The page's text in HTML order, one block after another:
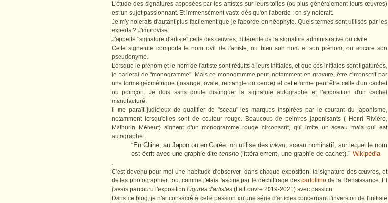
L'étude des signatures apposées par les artistes sur leurs toiles (ou plus généralement leurs œuvres)
est un sujet passionnant. Et immensément vaste dès qu'on l'aborde : on s'y noierait.
Je m'y noierais d'autant plus facilement que je l'aborde en néophyte. Quels termes sont utilisés par les
experts ? J'improvise.
J'appelle "signature d'artiste" celle des œuvres, différente de la signature administrative ou civile.
Cette signature comporte le nom civil de l'artiste, ou bien son nom et son prénom, ou encore son
pseudonyme.
Lorsque le prénom et le nom de l'artiste sont réduits à leurs initiales, et que ces initiales sont ligaturées,
je parlerai de "monogramme". Mais ce monogramme peut, notamment en gravure, être circonscrit par
une forme géométrique (losange, ovale, rectangle ou cercle) et cette forme peut être celle d'un cachet
ou poinçon. Je dois sans doute distinguer la signature autographe et l'apposition d'un cachet
manufacturé.
Il me paraît judicieux de qualifier de "sceau" les marques inspirées par le courant du japonisme,
notamment lorsqu'elles sont de couleur rouge. Beaucoup de peintres japonisants ( Henri Rivière,
Mathurin Méheut) signent d'un monogramme rouge circonscrit, qui imite un sceau mais qui est
autographe.
"En Chine, au Japon ou en Corée: on utilise des inkan, sceau nominatif, sur lequel le nom
est écrit avec une graphie dite tensho (littéralement, une graphie de cachet)." Wikipédia
.
C'est devenu pour moi une habitude d'observer, dans chaque exposition, la signature des œuvres, et
de les photographier, tout comme j'étais fasciné par le déchiffrage descartollino de la Renaissance. Et
j'avais parcouru l'exposition Figures d'artistes (Le Louvre 2019-2021) avec passion.
Dans ce blog, je n'ai consacré à cette passion qu'une série d'articles concernant l'inversion de l'initiale